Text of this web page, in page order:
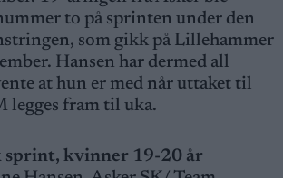
to på sprinten under den
som gikk på Lillehammer
Hansen har dermed all
at hun er med når uttaket til
legges fram til uka.
sprint, kvinner 19-20 år